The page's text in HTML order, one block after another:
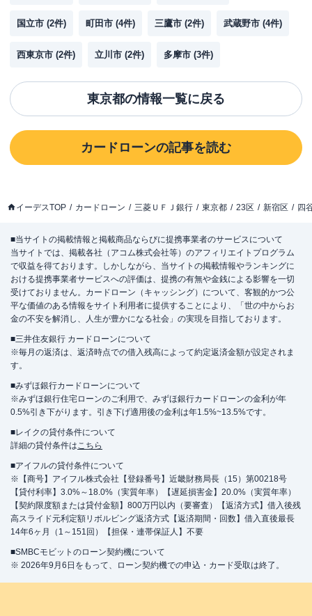
国立市 (2件) 町田市 (4件) 三鷹市 (2件) 武蔵野市 (4件)
西東京市 (2件) 立川市 (2件) 多摩市 (3件)
東京都の情報一覧に戻る
カードローンの記事を読む
イーデスTOP カードローン 三菱ＵＦＪ銀行 東京都 23区 新宿区 四
■当サイトの掲載情報と掲載商品ならびに提携事業者のサービスについて
当サイトでは、掲載各社（アコム株式会社等）のアフィリエイトプログラム
で収益を得ております。しかしながら、当サイトの掲載情報やランキングに
おける提携事業者サービスへの評価は、提携の有無や金銭による影響を一切
受けておりません。カードローン（キャッシング）について、客観的かつ公
平な価値のある情報をサイト利用者に提供することにより、「世の中からお
金の不安を解消し、人生が豊かになる社会」の実現を目指しております。
■三井住友銀行 カードローンについて
※毎月の返済は、返済時点での借入残高によって約定返済金額が設定されま
す。
■みずほ銀行カードローンについて
※みずほ銀行住宅ローンのご利用で、みずほ銀行カードローンの金利が年
0.5%引き下がります。引き下げ適用後の金利は年1.5%~13.5%です。
■レイクの貸付条件について
詳細の貸付条件はこちら
■アイフルの貸付条件について
※【商号】アイフル株式会社【登録番号】近畿財務局長（15）第00218号
【貸付利率】3.0%～18.0%（実質年率）【遅延損害金】20.0%（実質年率）
【契約限度額または貸付金額】800万円以内（要審査）【返済方式】借入後残
高スライド元利定額リボルビング返済方式【返済期間・回数】借入直後最長
14年6ヶ月（1～151回）【担保・連帯保証人】不要
■SMBCモビットのローン契約機について
※ 2026年9月6日をもって、ローン契約機での申込・カード受取は終了。